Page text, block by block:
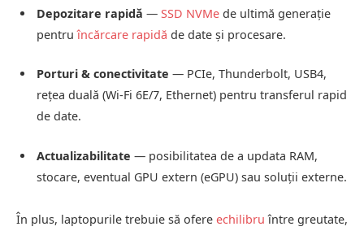
Depozitare rapidă — SSD NVMe de ultimă generație
pentruîncărcare rapidă de date și procesare.
Porturi & conectivitate — PCIe, Thunderbolt, USB4,
rețea duală (Wi-Fi 6E/7, Ethernet) pentru transferul rapid
de date.
Actualizabilitate — posibilitatea de a updata RAM,
stocare, eventual GPU extern (eGPU) sau soluții externe.
În plus, laptopurile trebuie să ofere echilibru între greutate,